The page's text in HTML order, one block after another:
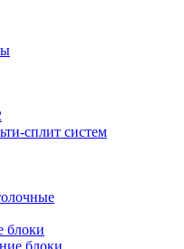
сплит систем
блоки
блоки